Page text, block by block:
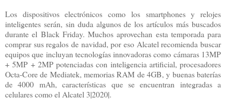
Los dispositivos electrónicos como los smartphones y relojes
inteligentes serán, sin duda algunos de los artículos más buscados
durante el Black Friday. Muchos aprovechan esta temporada para
comprar sus regalos de navidad, por eso Alcatel recomienda buscar
equipos que incluyan tecnologías innovadoras como cámaras 13MP
+ 5MP + 2MP potenciadas con inteligencia artificial, procesadores
Octa-Core de Mediatek, memorias RAM de 4GB, y buenas baterías
de 4000 mAh, características que se encuentran integradas a
celulares como el Alcatel 3|2020|.